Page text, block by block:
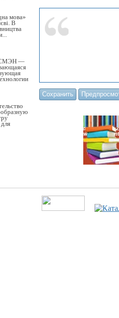
мова»
В
—